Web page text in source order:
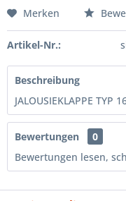
Merken
Artikel-Nr.:
Beschreibung
JALOUSIEKLAPPE TYP
Bewertungen
0
Bewertungen lesen,